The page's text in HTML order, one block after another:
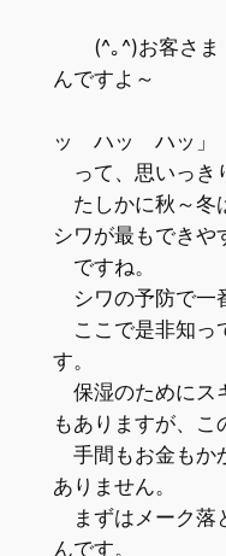
(^｡^)お客さま
んですよ～
ッ ハッ ハッ」
って、思いっき
たしかに秋～冬
シワが最もできや
ですね。
シワの予防で一
ここで是非知っ
す。
保湿のためにス
もありますが、こ
手間もお金もか
ありません。
まずはメーク落
んです。